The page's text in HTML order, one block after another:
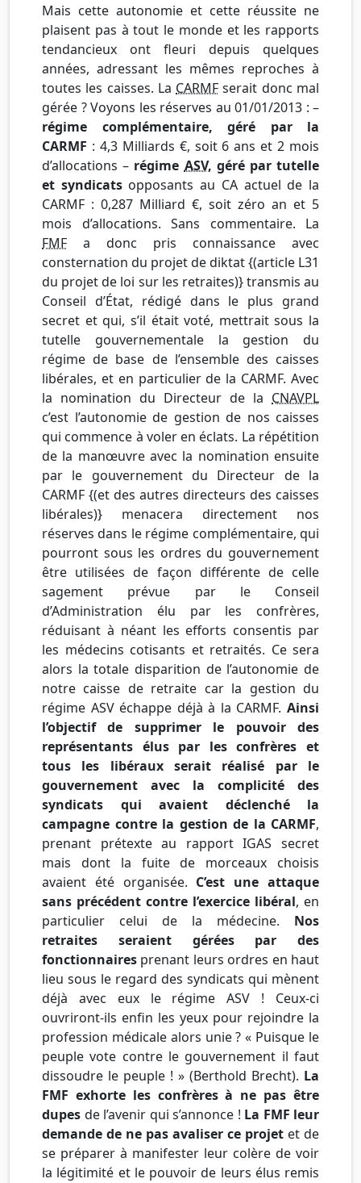
Mais cette autonomie et cette réussite ne
plaisent pas à tout le monde et les rapports
tendancieux ont fleuri depuis quelques
années, adressant les mêmes reproches à
toutes les caisses. La CARMF serait donc mal
gérée ? Voyons les réserves au 01/01/2013 : –
régime complémentaire, géré par la
CARMF : 4,3 Milliards €, soit 6 ans et 2 mois
d’allocations – régime ASV, géré par tutelle
et syndicatsopposants au CA actuel de la
CARMF : 0,287 Milliard €, soit zéro an et 5
mois d’allocations. Sans commentaire. La
FMF a donc pris connaissance avec
consternation du projet de diktat {(article L31
du projet de loi sur les retraites)} transmis au
Conseil d’État, rédigé dans le plus grand
secret et qui, s’il était voté, mettrait sous la
tutelle gouvernementale la gestion du
régime de base de l’ensemble des caisses
libérales, et en particulier de la CARMF. Avec
la nomination du Directeur de la CNAVPL
c’est l’autonomie de gestion de nos caisses
qui commence à voler en éclats. La répétition
de la manœuvre avec la nomination ensuite
par le gouvernement du Directeur de la
CARMF {(et des autres directeurs des caisses
libérales)} menacera directement nos
réserves dans le régime complémentaire, qui
pourront sous les ordres du gouvernement
être utilisées de façon différente de celle
sagement prévue par le Conseil
d’Administration élu par les confrères,
réduisant à néant les efforts consentis par
les médecins cotisants et retraités. Ce sera
alors la totale disparition de l’autonomie de
notre caisse de retraite car la gestion du
régime ASV échappe déjà à la CARMF. Ainsi
l’objectif de supprimer le pouvoir des
représentants élus par les confrères et
tous les libéraux serait réalisé par le
gouvernement avec la complicité des
syndicats qui avaient déclenché la
campagne contre la gestion de la CARMF,
prenant prétexte au rapport IGAS secret
mais dont la fuite de morceaux choisis
avaient été organisée. C’est une attaque
sans précédent contre l’exercice libéral, en
particulier celui de la médecine. Nos
retraites seraient gérées par des
fonctionnaires prenant leurs ordres en haut
lieu sous le regard des syndicats qui mènent
déjà avec eux le régime ASV ! Ceux-ci
ouvriront-ils enfin les yeux pour rejoindre la
profession médicale alors unie ?« Puisque le
peuple vote contre le gouvernement il faut
dissoudre le peuple ! » (Berthold Brecht). La
FMF exhorte les confrères à ne pas être
dupes de l’avenir qui s’annonce ! La FMF leur
demande de ne pas avaliser ce projet et de
se préparer à manifester leur colère de voir
la légitimité et le pouvoir de leurs élus remis